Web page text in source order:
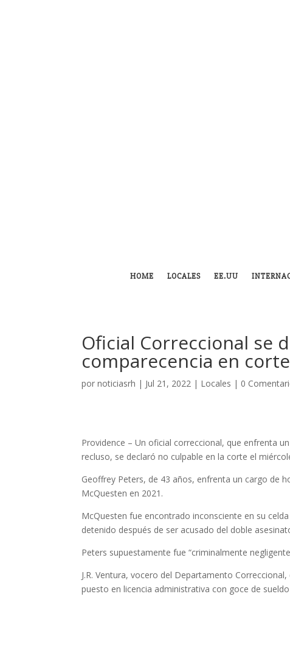
HOME LOCALES EE.UU
Oficial Correccional se
comparecencia en
pornoticiasrh | Jul 21, 2022 | Locales | 0
Providence – Un oficial correccional, que enfrenta
recluso, se declaró no culpable en la corte el
Geoffrey Peters, de 43 años, enfrenta un cargo de
McQuesten en 2021.
McQuesten fue encontrado inconsciente en su
detenido después de ser acusado del doble
Peters supuestamente fue “criminalmente
J.R. Ventura, vocero del Departamento
puesto en licencia administrativa con goce de